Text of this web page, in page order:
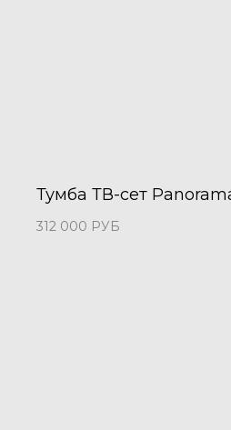
Тумба ТВ-сет
312 000 РУБ